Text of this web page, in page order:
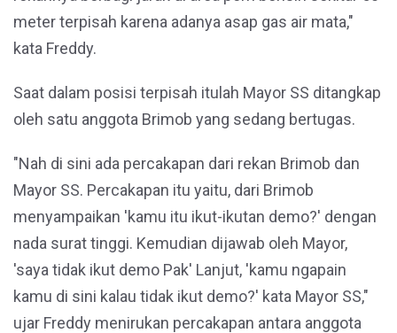
meter terpisah karena adanya asap gas air mata,"
kata Freddy.
Saat dalam posisi terpisah itulah Mayor SS ditangkap
oleh satu anggota Brimob yang sedang bertugas.
"Nah di sini ada percakapan dari rekan Brimob dan
Mayor SS. Percakapan itu yaitu, dari Brimob
menyampaikan 'kamu itu ikut-ikutan demo?' dengan
nada surat tinggi. Kemudian dijawab oleh Mayor,
'saya tidak ikut demo Pak' Lanjut, 'kamu ngapain
kamu di sini kalau tidak ikut demo?' kata Mayor SS,"
ujar Freddy menirukan percakapan antara anggota